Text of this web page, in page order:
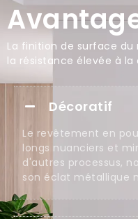
La finition de surface
la résistance élevée à
Décoratif
Le revêtement en
longs nuanciers et
d'autres processus,
son éclat métallique